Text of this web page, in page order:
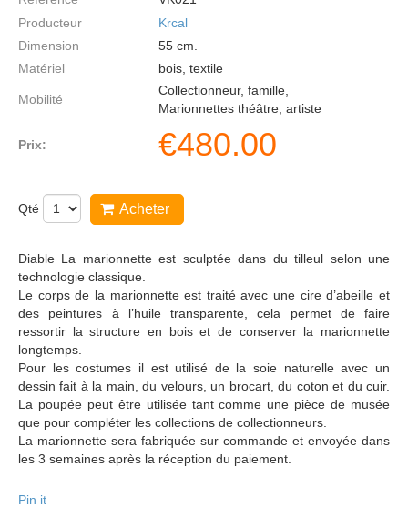
Producteur
Krcal
Dimension
55 cm.
Matériel
bois, textile
Mobilité
Collectionneur, famille,
Marionnettes théâtre, artiste
Prix: €480.00
Qté Acheter
Diable La marionnette est sculptée dans du tilleul selon une
technologie classique.
Le corps de la marionnette est traité avec une cire d’abeille et
des peintures à l’huile transparente, cela permet de faire
ressortir la structure en bois et de conserver la marionnette
longtemps.
Pour les costumes il est utilisé de la soie naturelle avec un
dessin fait à la main, du velours, un brocart, du coton et du cuir.
La poupée peut être utilisée tant comme une pièce de musée
que pour compléter les collections de collectionneurs.
La marionnette sera fabriquée sur commande et envoyée dans
les 3 semaines après la réception du paiement.
Pin it